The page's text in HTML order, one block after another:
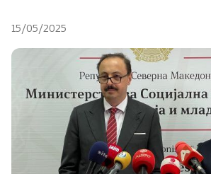
Организациона поставеност
Стратешки документи
Eвропски интеграции и меѓународна
соработка
15/05/2025